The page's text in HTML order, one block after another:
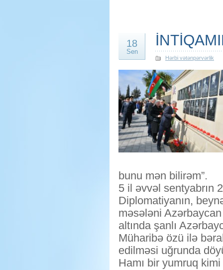
18
Sen
Hərbi vətənpərvərlik
bunu mən bilirəm”.
5 il əvvəl sentyabrın
Diplomatiyanın,
məsələni
altında şanlı
Müharibə özü ilə
edilməsi uğrunda
Hamı bir yumruq